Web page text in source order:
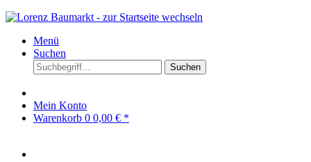
Menü
Suchen
Suchen
Mein Konto
Warenkorb 0 0,00 € *